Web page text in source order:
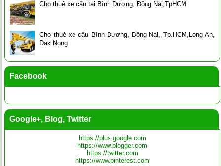
Cho thuê xe cẩu tại Bình Dương, Đồng Nai,TpHCM
Cho thuê xe cẩu Bình Dương, Đồng Nai, Tp.HCM,Long An,
Dak Nong
Facebook
Google+, Blog, Twitter
https://plus.google.com
https://www.blogger.com
https://twitter.com
https://www.pinterest.com